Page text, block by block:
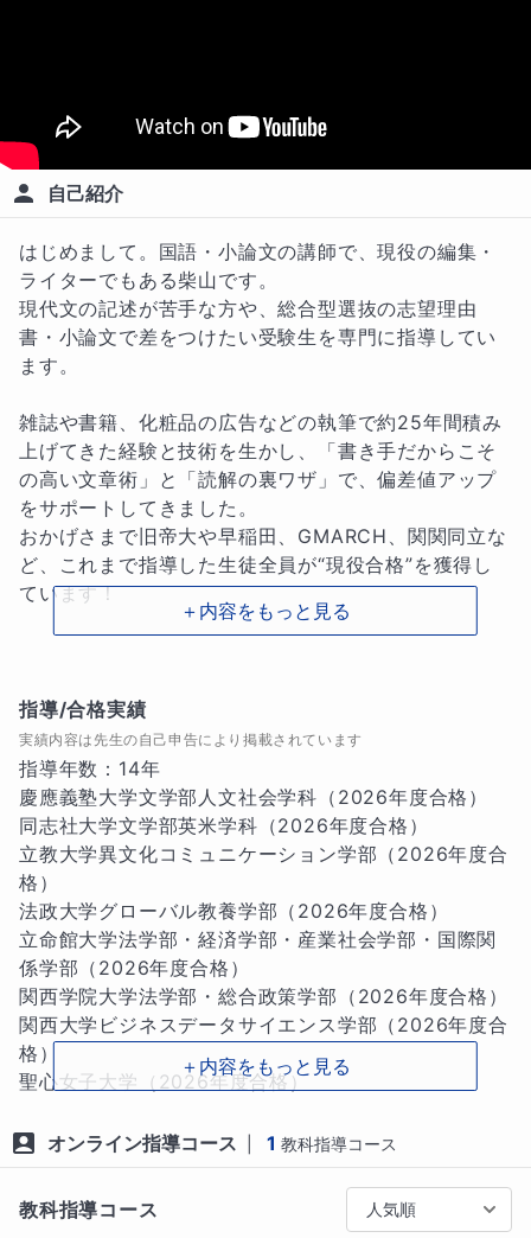
自己紹介
はじめまして。国語・小論文の講師で、現役の編集・
ライターでもある柴山です。
現代文の記述が苦手な方や、総合型選抜の志望理由
書・小論文で差をつけたい受験生を専門に指導してい
ます。
雑誌や書籍、化粧品の広告などの執筆で約25年間積み
上げてきた経験と技術を生かし、「書き手だからこそ
の高い文章術」と「読解の裏ワザ」で、偏差値アップ
をサポートしてきました。
おかげさまで旧帝大や早稲田、GMARCH、関関同立な
ど、これまで指導した生徒全員が“現役合格”を獲得し
ています！
━━━━━━━━━━━━━━━━━
国語の学力を養うには時間がかかると言われますが、
コツがあります。
私は「夢への最短距離」を走って受験を成功させてほ
しいので、普遍の読解法に独自の工夫を加えて、生徒
の“わからない”を解決しています。
1コマの指導で大切にしていることは、「発問応答」―
―コミュニケーションです。
講義をする一方通行の授業ではなく、生徒の発言や考
えることをうながします。
正解を答えられるようになったうえで、「なぜそうな
るのか」「何が間違っているのか」を自分の言葉で言
こうして【納得できる体験】を積み重ねてもらいま
す。
約25年のライター人生でインタビューしてきた人数は1
＋内容をもっと見る
指導/合格実績
実績内容は先生の自己申告により掲載されています
指導年数：14年
慶應義塾大学文学部人文社会学科（2026年度合格）
同志社大学文学部英米学科（2026年度合格）
立教大学異文化コミュニケーション学部（2026年度合
格）
法政大学グローバル教養学部（2026年度合格）
立命館大学法学部・経済学部・産業社会学部・国際関
係学部（2026年度合格）
関西学院大学法学部・総合政策学部（2026年度合格）
関西大学ビジネスデータサイエンス学部（2026年度合
格）
聖心女子大学（2026年度合格）
成城大学社会イノベーション学部（2025年度合格）
明治大学法学部（2024年度合格）
学習院大学法学部（2024年度合格）
明治学院大学法学部（2024年度合格）
＋内容をもっと見る
オンライン指導コース 1 教科指導コース
教科指導コース 人気順